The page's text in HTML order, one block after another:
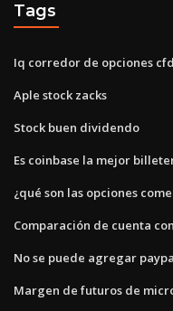
Tags
Iq corredor de opciones
Aple stock zacks
Stock buen dividendo
Es coinbase la mejor
¿qué son las opciones
Comparación de cuenta
No se puede agregar
Margen de futuros de